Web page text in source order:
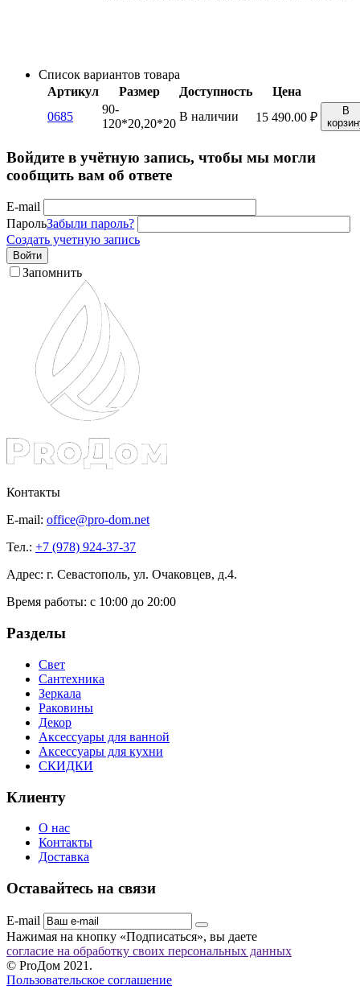
Список вариантов товара
Артикул
Размер Доступность
Цена
0685
90-
120*20,20*20
В наличии 15 490.00 ₽
В
Войдите в учётную запись, чтобы мы могли
сообщить вам об ответе
E-mail
ПарольЗабыли пароль?
Создать учетную запись
Войти
Запомнить
Контакты
E-mail: office@pro-dom.net
Тел.: +7 (978) 924-37-37
Адрес: г. Севастополь, ул. Очаковцев, д.4.
Время работы: с 10:00 до 20:00
Разделы
Свет
Сантехника
Зеркала
Раковины
Декор
Аксессуары для ванной
Аксессуары для кухни
СКИДКИ
Клиенту
О нас
Контакты
Доставка
Оставайтесь на связи
E-mail
Нажимая на кнопку «Подписаться», вы даете
согласие на обработку своих персональных данных
© ProДом 2021.
Пользовательское соглашение